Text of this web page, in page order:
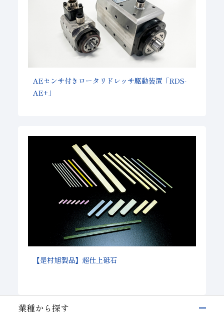
業種から探す
AEセンサ付きロータリドレッサ駆動装置「RDS-
AE+」
【是村旭製品】超仕上砥石